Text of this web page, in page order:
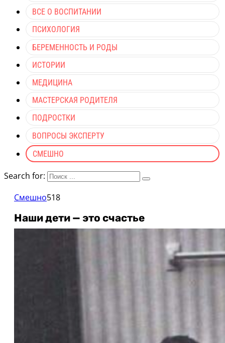
ВСЕ О ВОСПИТАНИИ
ПСИХОЛОГИЯ
БЕРЕМЕННОСТЬ И РОДЫ
ИСТОРИИ
МЕДИЦИНА
МАСТЕРСКАЯ РОДИТЕЛЯ
ПОДРОСТКИ
ВОПРОСЫ ЭКСПЕРТУ
СМЕШНО
Search for:
Смешно518
Наши дети — это счастье